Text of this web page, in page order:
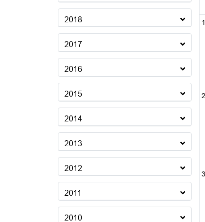
2018
2017
2016
2015
2014
2013
2012
2011
2010